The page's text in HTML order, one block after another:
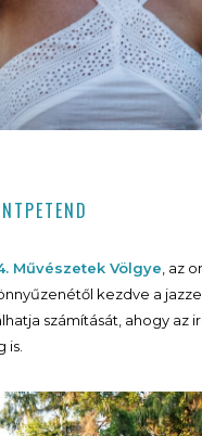
Művészetek Völgye, az
kezdve a
számítását, ahogy az
is.